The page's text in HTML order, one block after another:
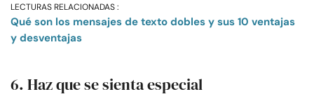
LECTURAS RELACIONADAS :
Qué son los mensajes de texto dobles y sus 10 ventajas
y desventajas
6. Haz que se sienta especial